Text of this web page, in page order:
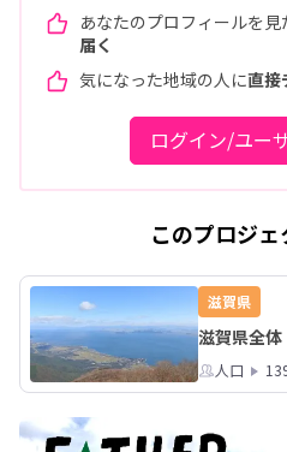
あなたのプロフィールを見
届く
気になった地域の人に直接
ログイン/ユー
このプロジ
滋賀県
滋賀県全体
人口